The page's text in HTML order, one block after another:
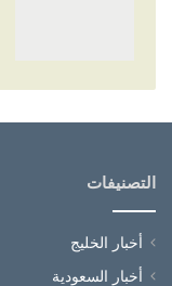
التصنيفات
أخبار الخليج
أخبار السعودية